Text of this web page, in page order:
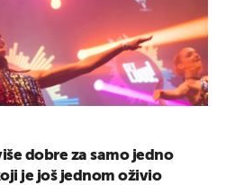
dobre za samo jedno
je još jednom oživio